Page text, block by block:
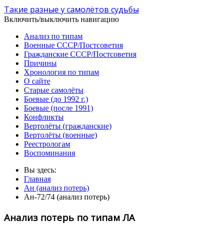
Такие разные у самолётов судьбы
Включить/выключить навигацию
Анализ по типам
Военные СССР/Постсоветия
Гражданские СССР/Постсоветия
Причины
Хронология по типам
О сайте
Старые самолёты
Боевые (до 1992 г.)
Боевые (после 1991)
Конфликты
Вертолёты (гражданские)
Вертолёты (военные)
Реестрологам
Воспоминания
Вы здесь:
Главная
Ан (анализ потерь)
Ан-72/74 (анализ потерь)
Анализ потерь по типам ЛА